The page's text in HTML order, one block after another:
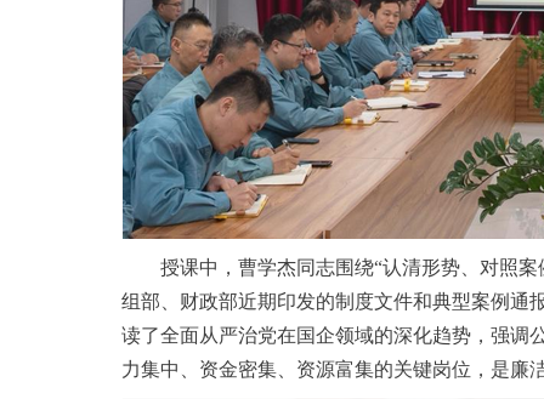
授课中，曹学杰同志围绕“认清形势、对照
组部、财政部近期印发的制度文件和典型案例通
读了全面从严治党在国企领域的深化趋势，强调
力集中、资金密集、资源富集的关键岗位，是廉